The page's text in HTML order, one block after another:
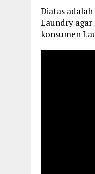
Diatas
Laundry agar
konsumen